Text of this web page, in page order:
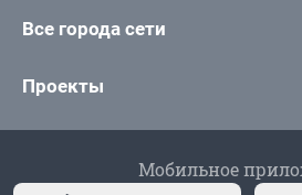
Все города сети
Проекты
Мобильное